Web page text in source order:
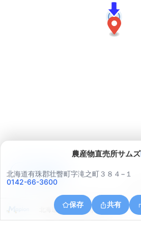
農産物直売所サムズ
北海道有珠郡壮瞥町字滝之町３８４−１
0142-66-3600
保存 共有
北海道有珠郡壮瞥町字滝之町
アプリで見る